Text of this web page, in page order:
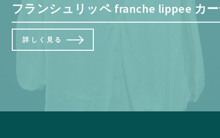
フランシュリッペ franche lippee カ
詳しく見る